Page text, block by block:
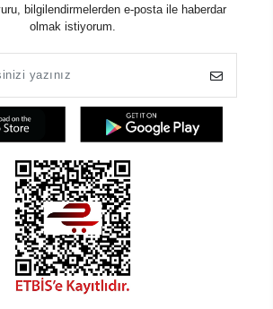
bilgilendirmelerden e-posta ile haberdar
olmak istiyorum.